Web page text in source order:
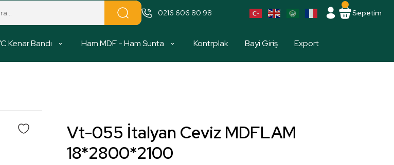
0216 606 80 98 Sepetim
Kenar Bandı Ham MDF - Ham Sunta Kontrplak Bayi Giriş Export
Vt-055 İtalyan Ceviz MDFLAM
18*2800*2100